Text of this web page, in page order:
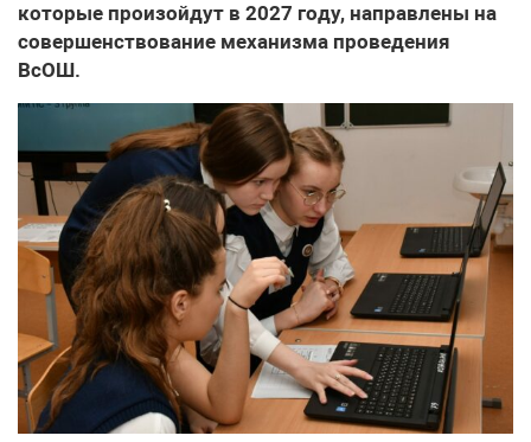
которые произойдут в 2027 году, направлены на
совершенствование механизма проведения
ВсОШ.